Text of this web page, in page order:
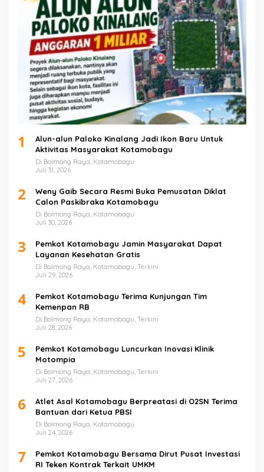
1
Alun-alun Paloko Kinalang Jadi Ikon Baru Untuk
Aktivitas Masyarakat Kotamobagu
Di Bolmong Raya, Kotamobagu
Juli 31, 2026
2
Weny Gaib Secara Resmi Buka Pemusatan Diklat
Calon Paskibraka Kotamobagu
Di Bolmong Raya, Kotamobagu
Juli 30, 2026
3
Pemkot Kotamobagu Jamin Masyarakat Dapat
Layanan Kesehatan Gratis
Di Bolmong Raya, Kotamobagu, Terkini
Juli 29, 2026
4
Pemkot Kotamobagu Terima Kunjungan Tim
Kemenpan RB
Di Bolmong Raya, Kotamobagu, Terkini
Juli 28, 2026
5
Pemkot Kotamobagu Luncurkan Inovasi Klinik
Motompia
Di Bolmong Raya, Kotamobagu, Terkini
Juli 27, 2026
6
Atlet Asal Kotamobagu Berpreatasi di O2SN Terima
Bantuan dari Ketua PBSI
Di Bolmong Raya, Kotamobagu
Juli 24, 2026
7
Pemkot Kotamobagu Bersama Dirut Pusat Investasi
RI Teken Kontrak Terkait UMKM